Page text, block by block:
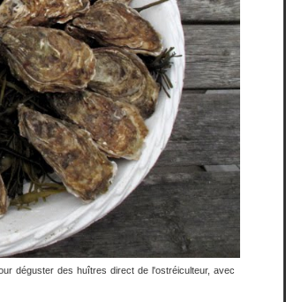
déguster des huîtres direct de l'ostréiculteur, avec